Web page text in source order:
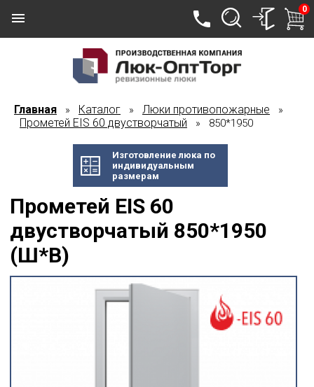
0
Главная » Каталог » Люки противопожарные »
Прометей EIS 60 двустворчатый » 850*1950
Изготовление люка по
индивидуальным
размерам
Прометей EIS 60
двустворчатый 850*1950
(Ш*В)